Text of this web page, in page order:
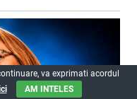
va exprimati acordul
AM INTELES